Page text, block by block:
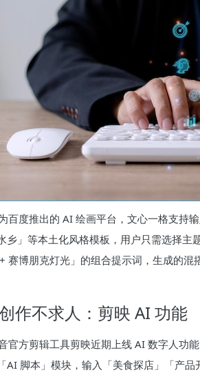
百度推出的 AI 绘画平台，文心一格支持
乡」等本土化风格模板，用户只需选择
赛博朋克灯光」的组合提示词，生成的混
作不求人：剪映 AI 功能
官方剪辑工具剪映近期上线 AI 数字人功
AI 脚本」模块，输入「美食探店」「产